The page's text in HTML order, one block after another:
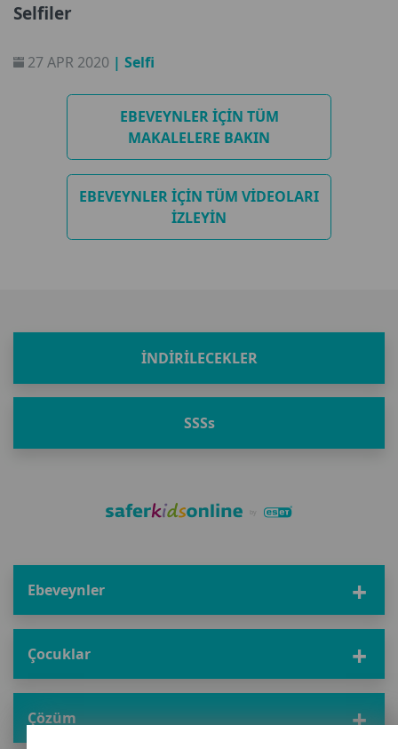
Selfiler
27 APR 2020 | Selfi
EBEVEYNLER IÇIN TÜM
MAKALELERE BAKIN
EBEVEYNLER IÇIN TÜM VIDEOLARI
IZLEYIN
İNDIRILECEKLER
SSSs
Ebeveynler
Çocuklar
Çözüm